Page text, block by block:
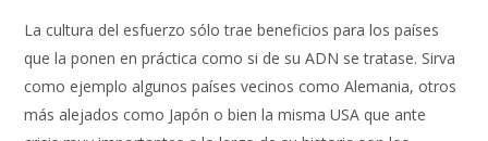
La cultura del esfuerzo sólo trae beneficios para los países
que la ponen en práctica como si de su ADN se tratase. Sirva
como ejemplo algunos países vecinos como Alemania, otros
más alejados como Japón o bien la misma USA que ante